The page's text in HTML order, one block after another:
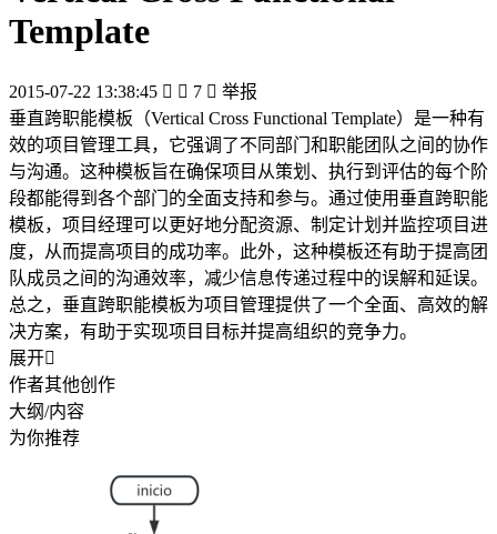
Template
2015-07-22 13:38:45   7  举报
垂直跨职能模板（Vertical Cross Functional Template）是一种有
效的项目管理工具，它强调了不同部门和职能团队之间的协作
与沟通。这种模板旨在确保项目从策划、执行到评估的每个阶
段都能得到各个部门的全面支持和参与。通过使用垂直跨职能
模板，项目经理可以更好地分配资源、制定计划并监控项目进
度，从而提高项目的成功率。此外，这种模板还有助于提高团
队成员之间的沟通效率，减少信息传递过程中的误解和延误。
总之，垂直跨职能模板为项目管理提供了一个全面、高效的解
决方案，有助于实现项目目标并提高组织的竞争力。
展开
作者其他创作
大纲/内容
为你推荐